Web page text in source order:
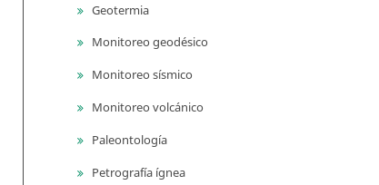
Geotermia
Monitoreo geodésico
Monitoreo sísmico
Monitoreo volcánico
Paleontología
Petrografía ígnea